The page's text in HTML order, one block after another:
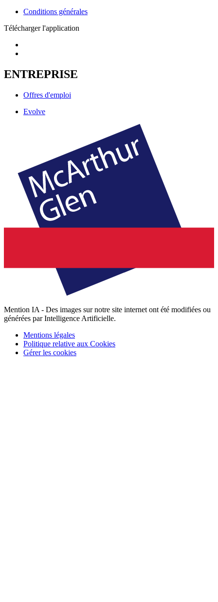
Conditions générales
Télécharger l'application
ENTREPRISE
Offres d'emploi
Evolve
Mention IA - Des images sur notre site internet ont été modifiées ou
générées par Intelligence Artificielle.
Mentions légales
Politique relative aux Cookies
Gérer les cookies